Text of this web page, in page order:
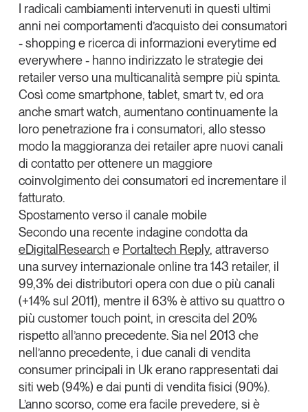
Interviste
Comunicati stampa
Video
Podcast
Eventi e formazione
Tutti gli appuntamenti
Chi siamo
Newsletter
Contatti
Tendenze Journal
La nostra newsletter nella tua email
Iscriviti
Linkedin
Copia Link
I radicali cambiamenti intervenuti in questi ultimi
anni nei comportamenti d’acquisto dei consumatori
- shopping e ricerca di informazioni everytime ed
everywhere - hanno indirizzato lestrategie dei
retailerverso una multicanalità sempre più spinta.
Così come smartphone, tablet, smart tv, ed ora
anche smart watch, aumentano continuamente la
loro penetrazione fra i consumatori, allo stesso
modo la maggioranza dei retailer apre nuovi canali
di contattoper ottenere un maggiore
coinvolgimento dei consumatori ed incrementare il
fatturato.
Spostamento verso il canale mobile
Secondo una recente indagine condotta da
eDigitalResearch e Portaltech Reply, attraverso
una survey internazionale online tra 143 retailer, il
99,3% dei distributori opera con due o più canali
(+14% sul 2011), mentre il 63%è attivo su quattro o
più customer touch point, in crescita del 20%
rispetto all’anno precedente. Sia nel 2013 che
nell’anno precedente, i due canali di vendita
consumer principali in Ukerano rappresentati dai
siti web (94%) e dai punti di vendita fisici (90%).
L’anno scorso, come era facile prevedere, si è